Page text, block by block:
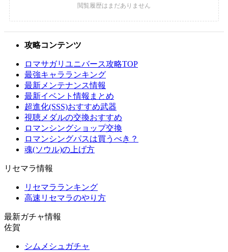
攻略コンテンツ
ロマサガリユニバース攻略TOP
最強キャラランキング
最新メンテナンス情報
最新イベント情報まとめ
超進化(SSS)おすすめ武器
視聴メダルの交換おすすめ
ロマンシングショップ交換
ロマンシングパスは買うべき？
魂(ソウル)の上げ方
リセマラ情報
リセマラランキング
高速リセマラのやり方
最新ガチャ情報
佐賀
シムメシュガチャ